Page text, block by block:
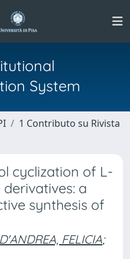
System
1 Contributo su Rivista
cyclization of L-
a
synthesis of
D'ANDREA, FELICIA;